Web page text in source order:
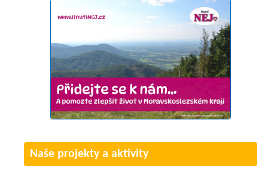
Naše projekty a aktivity